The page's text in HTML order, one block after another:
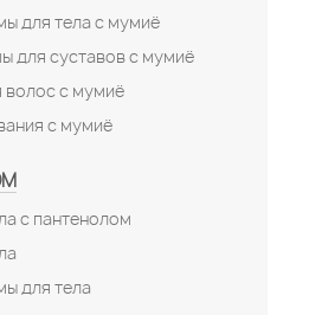
для тела с мумиё
для суставов с мумиё
волос с мумиё
с мумиё
с пантенолом
для тела